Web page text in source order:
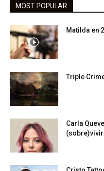
MOST POPULAR
Matilda en
Triple
Carla